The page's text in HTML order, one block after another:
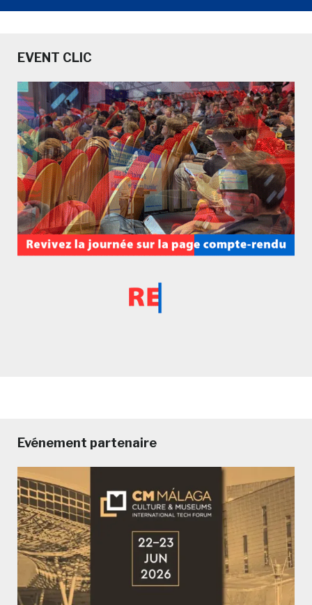
EVENT CLIC
Evénement partenaire